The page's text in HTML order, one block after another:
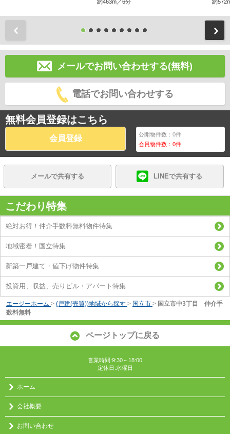
約463m／6分 約
メールでお問い合わせする(無料)
電話でお問い合わせする
無料会員登録はこちら
会員登録 公開物件数：0件
会員物件数：0件
メールで共有する LINEで共有する
こだわり特集
絶対お得！仲介手数料無料物件特集
地域密着！国立特集
新築一戸建て・値下げ物件特集
投資用、収益、売りビル・アパート特集
エージーホーム > (戸建(売買))地域から探す > 国立市 > 国立市中3丁目 仲介手
数料無料
ページトップに戻る
営業時間:9:30～18:00
定休日:水曜日
ホーム
会社概要
お問い合わせ